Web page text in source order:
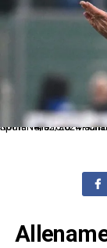
Roma 14/02/2024 - Champions League / Lazio-Bayern Monaco / foto Image Sport